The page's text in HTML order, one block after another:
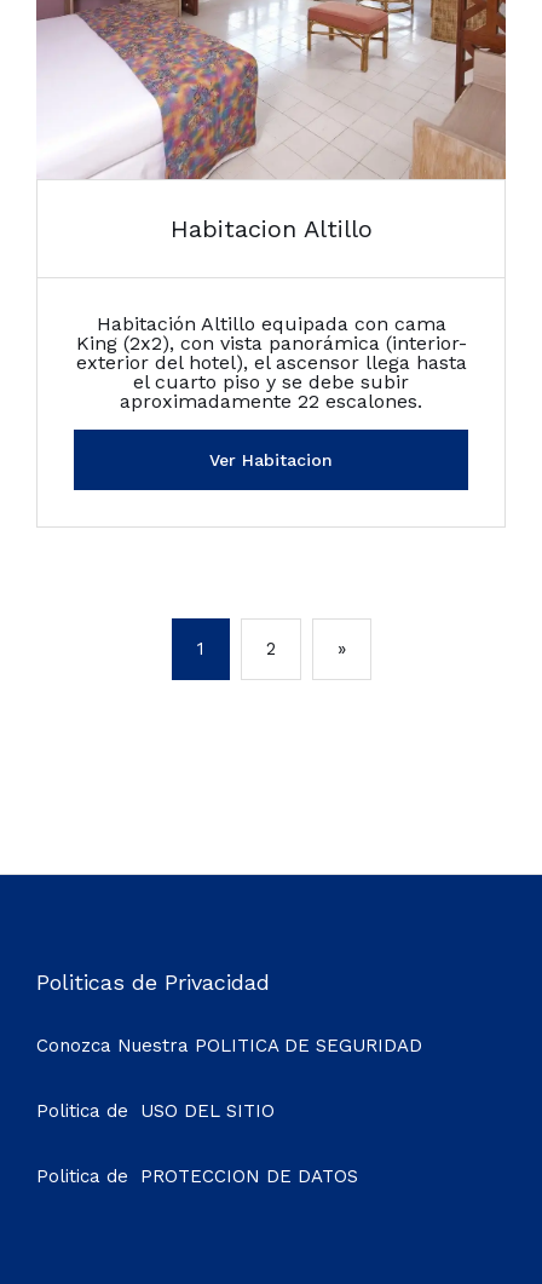
Habitacion Altillo
Habitación Altillo equipada con cama
King (2x2), con vista panorámica (interior-
exterior del hotel), el ascensor llega hasta
el cuarto piso y se debe subir
aproximadamente 22 escalones.
Ver Habitacion
1 2 »
Politicas de Privacidad
Conozca Nuestra POLITICA DE SEGURIDAD
Politica de USO DEL SITIO
Politica de PROTECCION DE DATOS